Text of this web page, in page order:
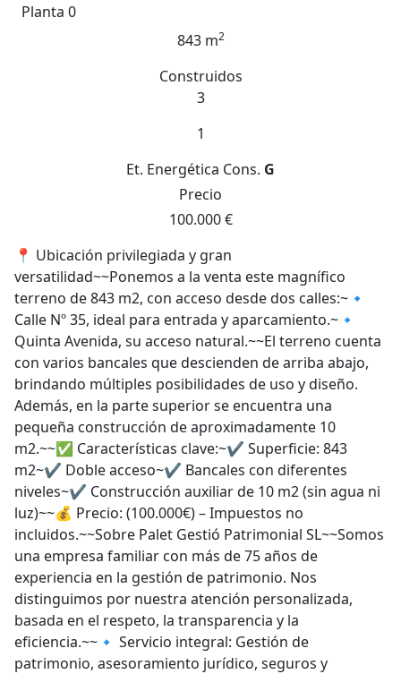
Planta 0
843 m2
Construidos
3
1
Et. Energética Cons. G
Precio
100.000 €
📍 Ubicación privilegiada y gran
versatilidad~~Ponemos a la venta este magnífico
terreno de 843 m2, con acceso desde dos calles:~🔹
Calle Nº 35, ideal para entrada y aparcamiento.~🔹
Quinta Avenida, su acceso natural.~~El terreno cuenta
con varios bancales que descienden de arriba abajo,
brindando múltiples posibilidades de uso y diseño.
Además, en la parte superior se encuentra una
pequeña construcción de aproximadamente 10
m2.~~✅ Características clave:~✔ Superficie: 843
m2~✔ Doble acceso~✔ Bancales con diferentes
niveles~✔ Construcción auxiliar de 10 m2 (sin agua ni
luz)~~💰 Precio: (100.000€) – Impuestos no
incluidos.~~Sobre Palet Gestió Patrimonial SL~~Somos
una empresa familiar con más de 75 años de
experiencia en la gestión de patrimonio. Nos
distinguimos por nuestra atención personalizada,
basada en el respeto, la transparencia y la
eficiencia.~~🔹 Servicio integral: Gestión de
patrimonio, asesoramiento jurídico, seguros y